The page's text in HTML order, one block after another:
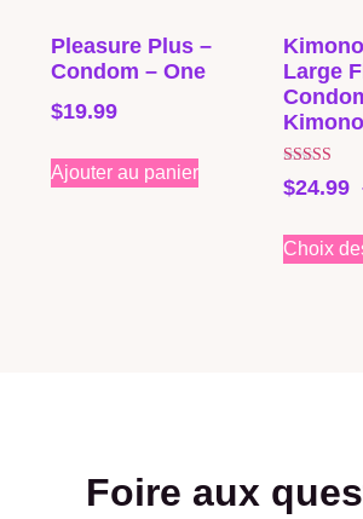
Pleasure Plus –
Condom – One
$19.99
Ajouter au panier
Large
Kimono
Note
4.00
$24.99
Choix
Foire aux